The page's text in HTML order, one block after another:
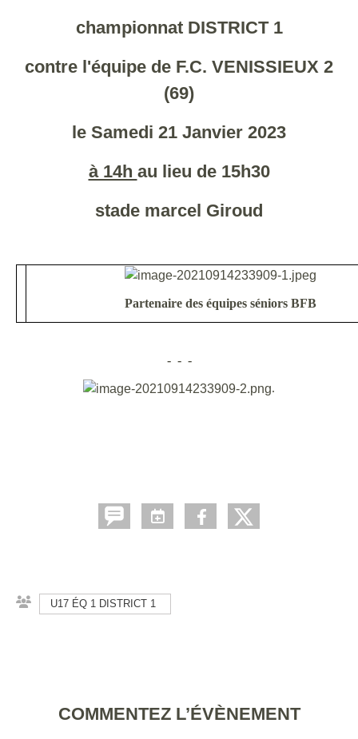
championnat DISTRICT 1
contre l'équipe de F.C. VENISSIEUX 2
(69)
le Samedi 21 Janvier 2023
à 14h au lieu de 15h30
stade marcel Giroud
Partenaire des équipes séniors BFB
- - -
.
U17 ÉQ 1 DISTRICT 1
COMMENTEZ L’ÉVÈNEMENT